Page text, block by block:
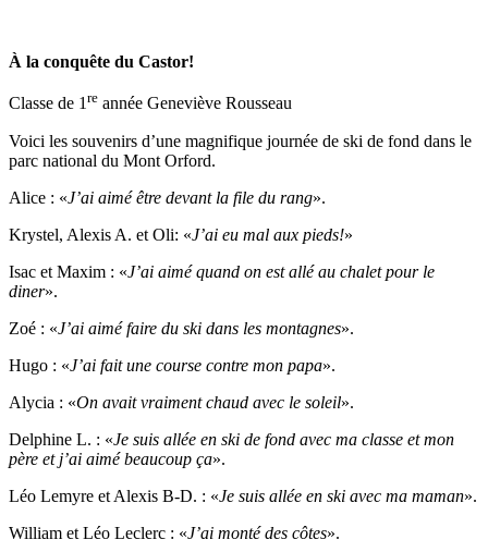
À la conquête du Castor!
Classe de 1re année Geneviève Rousseau
Voici les souvenirs d’une magnifique journée de ski de fond dans le
parc national du Mont Orford.
Alice : «J’ai aimé être devant la file du rang».
Krystel, Alexis A. et Oli: «J’ai eu mal aux pieds!»
Isac et Maxim : «J’ai aimé quand on est allé au chalet pour le
diner».
Zoé : «J’ai aimé faire du ski dans les montagnes».
Hugo : «J’ai fait une course contre mon papa».
Alycia : «On avait vraiment chaud avec le soleil».
Delphine L. : «Je suis allée en ski de fond avec ma classe et mon
père et j’ai aimé beaucoup ça».
Léo Lemyre et Alexis B-D. : «Je suis allée en ski avec ma maman».
William et Léo Leclerc : «J’ai monté des côtes».